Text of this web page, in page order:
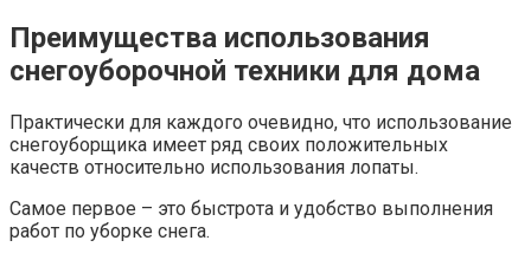
Преимущества использования
снегоуборочной техники для дома
Практически для каждого очевидно, что использование
снегоуборщика имеет ряд своих положительных
качеств относительно использования лопаты.
Самое первое – это быстрота и удобство выполнения
работ по уборке снега.